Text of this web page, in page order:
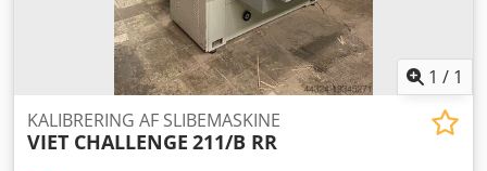
1 / 1
KALIBRERING AF SLIBEMASKINE
VIET CHALLENGE 211/B RR